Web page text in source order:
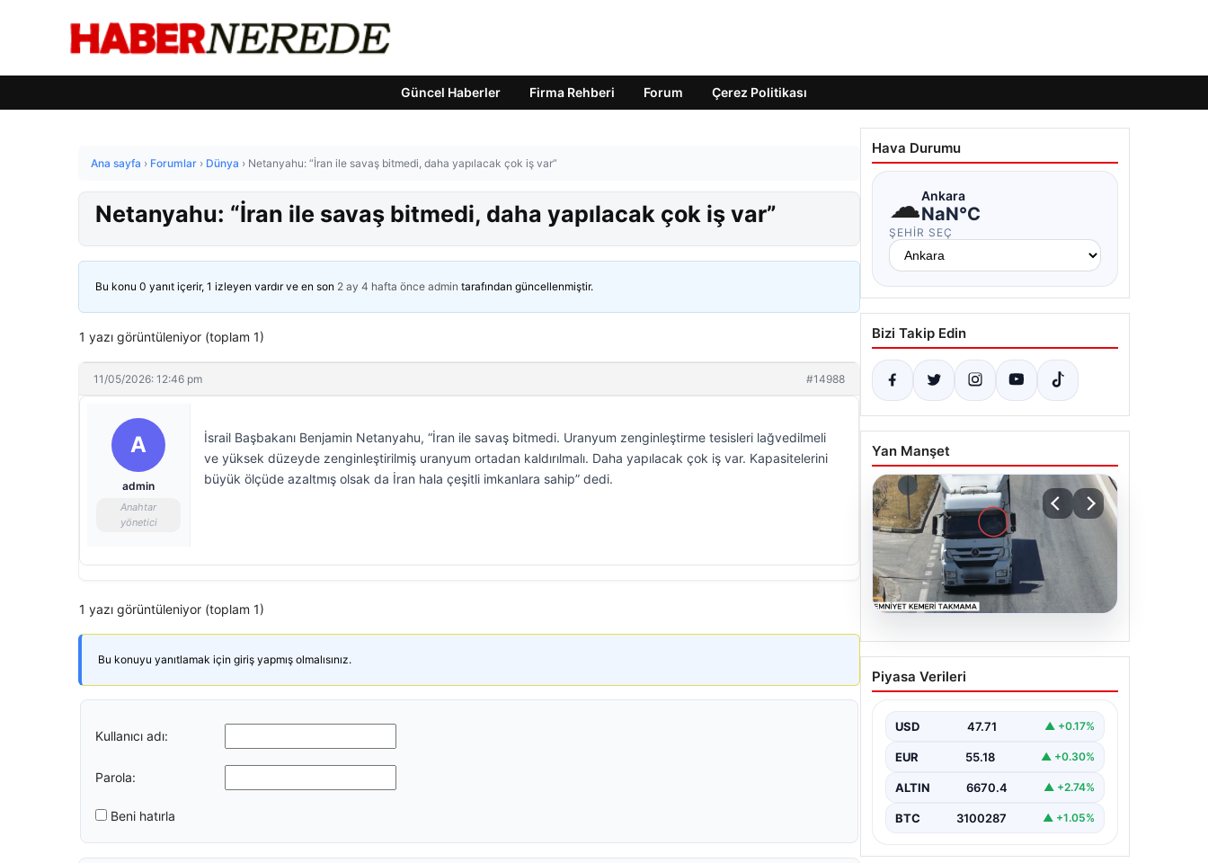
Güncel Haberler Firma Rehberi Forum Çerez Politikası
Ana sayfa › Forumlar › Dünya › Netanyahu: “İran ile savaş bitmedi, daha yapılacak çok iş var”
Netanyahu: “İran ile savaş bitmedi, daha yapılacak çok iş var”
Bu konu 0 yanıt içerir, 1 izleyen vardır ve en son 2 ay 4 hafta önce admin tarafından güncellenmiştir.
1 yazı görüntüleniyor (toplam 1)
11/05/2026: 12:46 pm #14988
A
admin
Anahtar
yönetici
İsrail Başbakanı Benjamin Netanyahu, “İran ile savaş bitmedi. Uranyum zenginleştirme tesisleri lağvedilmeli
ve yüksek düzeyde zenginleştirilmiş uranyum ortadan kaldırılmalı. Daha yapılacak çok iş var. Kapasitelerini
büyük ölçüde azaltmış olsak da İran hala çeşitli imkanlara sahip” dedi.
1 yazı görüntüleniyor (toplam 1)
Bu konuyu yanıtlamak için giriş yapmış olmalısınız.
Kullanıcı adı:
Parola:
Beni hatırla
Hava Durumu
☁Ankara
NaN°C
ŞEHIR SEÇ
Bizi Takip Edin
Yan Manşet
Otoyolda dron destekli
denetim: Bin 123 araca
Piyasa Verileri
USD 47.71 ▲ +0.17%
EUR 55.18 ▲ +0.30%
ALTIN 6670.4 ▲ +2.74%
BTC 3100287 ▲ +1.05%